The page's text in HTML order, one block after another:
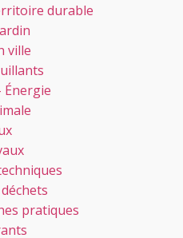
durable
ville
Énergie
pratiques